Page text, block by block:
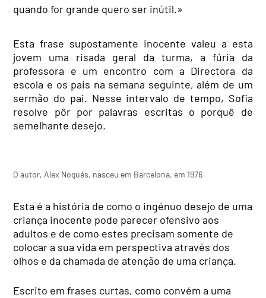
quando for grande quero ser inútil.»
Esta frase supostamente inocente valeu a esta
jovem uma risada geral da turma, a fúria da
professora e um encontro com a Directora da
escola e os pais na semana seguinte, além de um
sermão do pai. Nesse intervalo de tempo, Sofia
resolve pôr por palavras escritas o porquê de
semelhante desejo.
O autor, Alex Nogués, nasceu em Barcelona, em 1976
Esta é a história de como o ingénuo desejo de uma
criança inocente pode parecer ofensivo aos
adultos e de como estes precisam somente de
colocar a sua vida em perspectiva através dos
olhos e da chamada de atenção de uma criança.
Escrito em frases curtas, como convém a uma